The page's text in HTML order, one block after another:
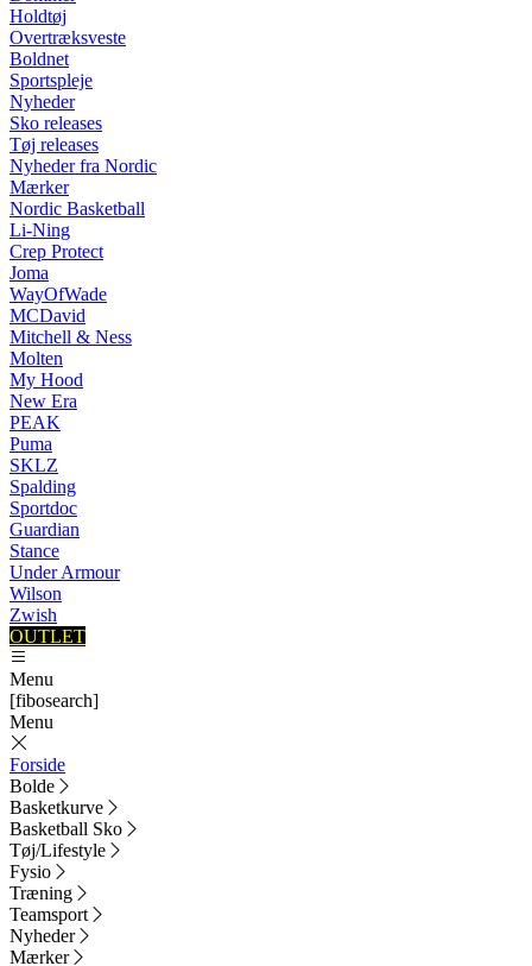
Holdtøj
Overtræksveste
Boldnet
Sportspleje
Nyheder
Sko releases
Tøj releases
Nyheder fra Nordic
Mærker
Nordic Basketball
Li-Ning
Crep Protect
Joma
WayOfWade
MCDavid
Mitchell & Ness
Molten
My Hood
New Era
PEAK
Puma
SKLZ
Spalding
Sportdoc
Guardian
Stance
Under Armour
Wilson
Zwish
OUTLET
Menu
[fibosearch]
Menu
Forside
Bolde
Basketkurve
Basketball Sko
Tøj/Lifestyle
Fysio
Træning
Teamsport
Nyheder
Mærker